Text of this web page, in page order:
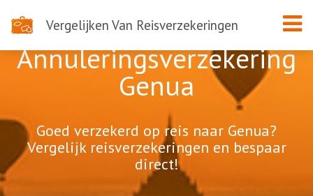
Vergelijken Van Reisverzekeringen
Annuleringsverzekering
Genua
Goed verzekerd op reis naar Genua?
Vergelijk reisverzekeringen en bespaar
direct!